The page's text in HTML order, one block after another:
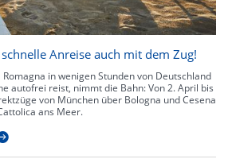
Anreise auch mit dem Zug!
in wenigen Stunden von Deutschland
autofrei reist, nimmt die Bahn: Von 2. April bis
von München über Bologna und Cesena
ans Meer.